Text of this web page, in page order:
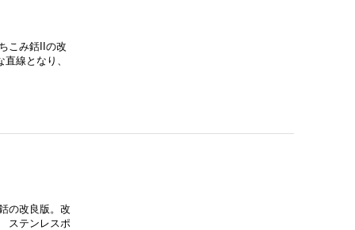
こみ銛IIの改
線となり、
の改良版。改
ステンレスポ